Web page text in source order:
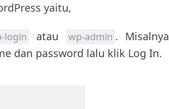
yaitu,
login atau wp-admin . Misalnya
dan password lalu klik Log In.